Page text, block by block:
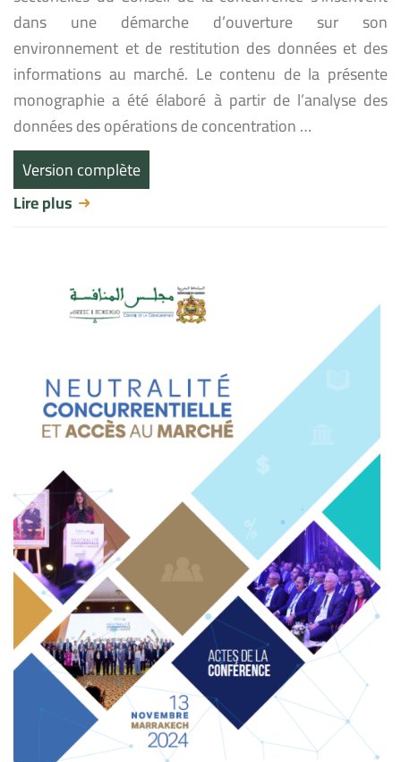
dans une démarche d’ouverture sur son
environnement et de restitution des données et des
informations au marché. Le contenu de la présente
monographie a été élaboré à partir de l’analyse des
données des opérations de concentration …
Version complète
Lire plus